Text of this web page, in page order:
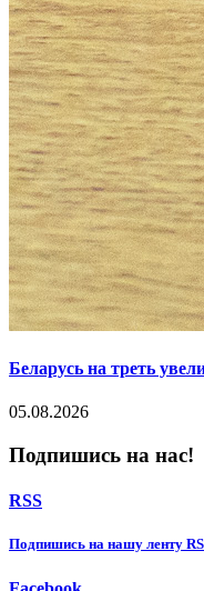
Беларусь на треть
05.08.2026
Подпишись на нас!
RSS
Подпишиcь на нашу ленту